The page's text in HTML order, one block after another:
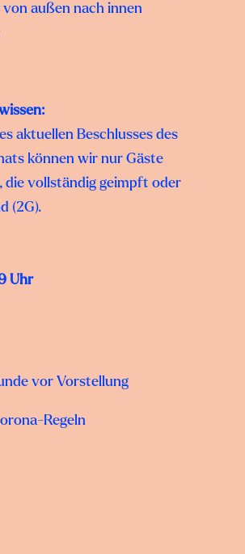
außen nach innen
aktuellen Beschlusses des
können wir nur Gäste
die vollständig geimpft oder
(2G).
Uhr
vor Vorstellung
Regeln